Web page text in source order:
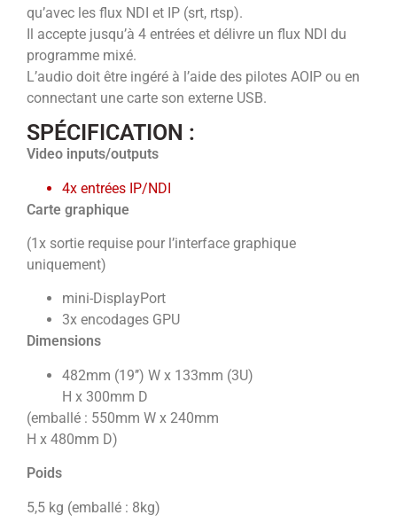
qu’avec les flux NDI et IP (srt, rtsp).
Il accepte jusqu’à 4 entrées et délivre un flux NDI du
programme mixé.
L’audio doit être ingéré à l’aide des pilotes AOIP ou en
connectant une carte son externe USB.
SPÉCIFICATION :
Video inputs/outputs
4x entrées IP/NDI
Carte graphique
(1x sortie requise pour l’interface graphique
uniquement)
mini-DisplayPort
3x encodages GPU
Dimensions
482mm (19’’) W x 133mm (3U)
H x 300mm D
(emballé : 550mm W x 240mm
H x 480mm D)
Poids
5,5 kg (emballé : 8kg)